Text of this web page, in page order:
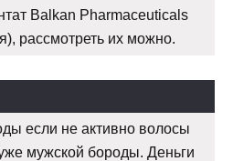
Balkan Pharmaceuticals
рассмотреть их можно.
если не активно волосы
мужской бороды. Деньги